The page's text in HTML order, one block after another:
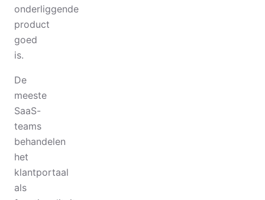
onderliggende
product
goed
is.
De
meeste
SaaS-
teams
behandelen
het
klantportaal
als